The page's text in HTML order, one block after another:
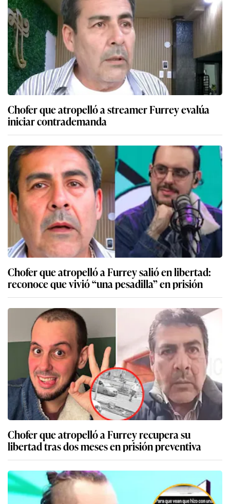
Chofer que atropelló a streamer Furrey evalúa
iniciar contrademanda
Chofer que atropelló a Furrey salió en libertad:
reconoce que vivió “una pesadilla” en prisión
Chofer que atropelló a Furrey recupera su
libertad tras dos meses en prisión preventiva